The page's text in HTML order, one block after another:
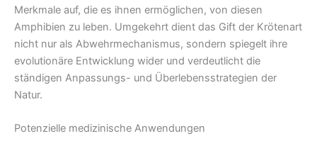
Merkmale auf, die es ihnen ermöglichen, von diesen
Amphibien zu leben. Umgekehrt dient das Gift der Krötenart
nicht nur als Abwehrmechanismus, sondern spiegelt ihre
evolutionäre Entwicklung wider und verdeutlicht die
ständigen Anpassungs- und Überlebensstrategien der
Natur.
Potenzielle medizinische Anwendungen